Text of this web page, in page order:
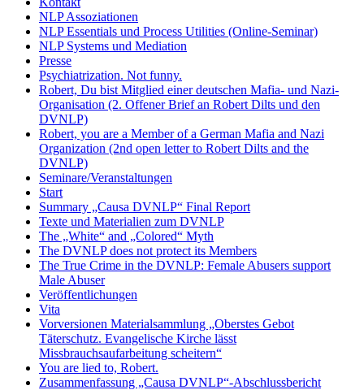
NLP Assoziationen
NLP Essentials und Process Utilities (Online-Seminar)
NLP Systems und Mediation
Presse
Psychiatrization. Not funny.
Robert, Du bist Mitglied einer deutschen Mafia- und Nazi-
Organisation (2. Offener Brief an Robert Dilts und den
DVNLP)
Robert, you are a Member of a German Mafia and Nazi
Organization (2nd open letter to Robert Dilts and the
DVNLP)
Seminare/Veranstaltungen
Start
Summary „Causa DVNLP“ Final Report
Texte und Materialien zum DVNLP
The „White“ and „Colored“ Myth
The DVNLP does not protect its Members
The True Crime in the DVNLP: Female Abusers support
Male Abuser
Veröffentlichungen
Vita
Vorversionen Materialsammlung „Oberstes Gebot
Täterschutz. Evangelische Kirche lässt
Missbrauchsaufarbeitung scheitern“
You are lied to, Robert.
Zusammenfassung „Causa DVNLP“-Abschlussbericht